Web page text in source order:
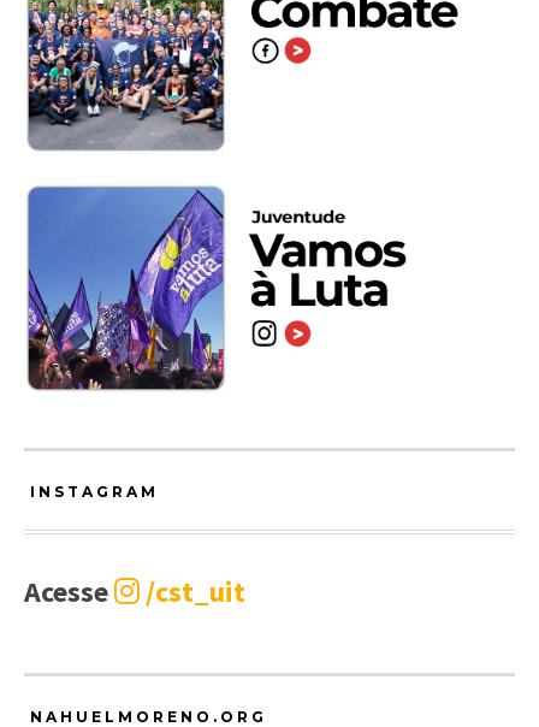
INSTAGRAM
Acesse /cst_uit
NAHUELMORENO.ORG